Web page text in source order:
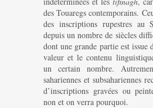
des Touaregs contemporains.
des inscriptions rupestres au
depuis un nombre de siècles
dont une grande partie est issue
valeur et le contenu
un certain nombre.
sahariennes et subsahariennes
d’inscriptions gravées ou
non et on verra pourquoi.